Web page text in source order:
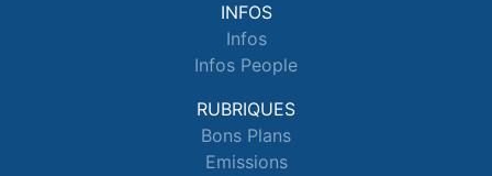
INFOS
Infos
Infos People
RUBRIQUES
Bons Plans
Emissions